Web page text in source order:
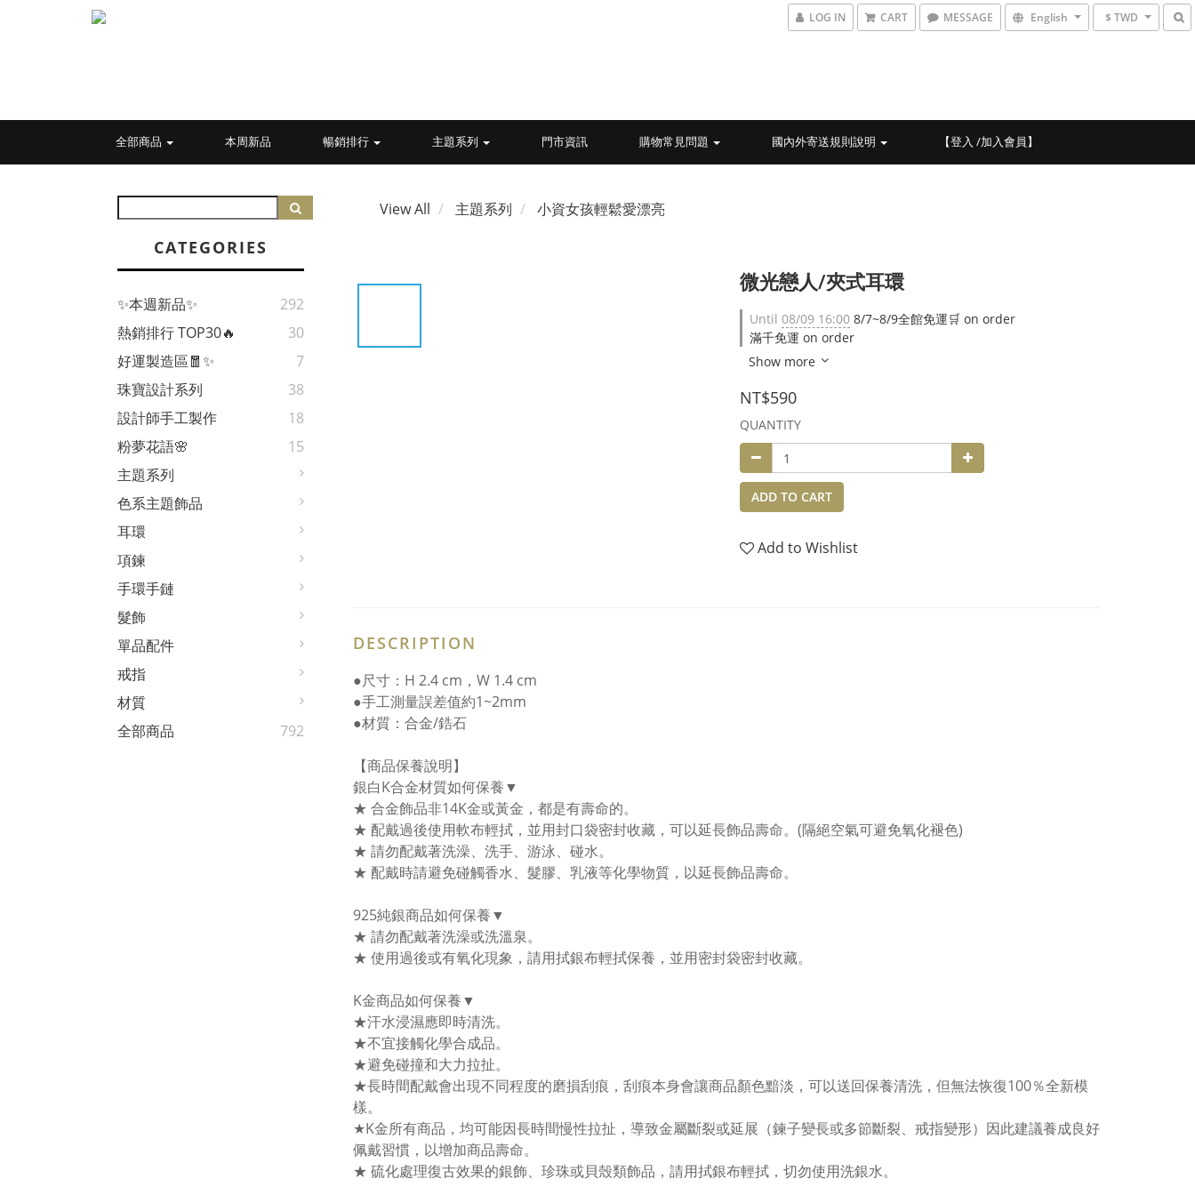
LOG IN CART MESSAGE English $ TWD
全部商品 本周新品 暢銷排行 主題系列 門市資訊 購物常見問題 國內外寄送規則說明 【登入 /加入會員】
CATEGORIES
✨本週新品✨
292
熱銷排行 TOP30🔥
30
好運製造區🧧✨
7
珠寶設計系列
38
設計師手工製作
18
粉夢花語🌸
15
主題系列
色系主題飾品
耳環
項鍊
手環手鏈
髮飾
單品配件
戒指
材質
全部商品
792
View All 主題系列 小資女孩輕鬆愛漂亮
微光戀人/夾式耳環
Until 08/09 16:00 8/7~8/9全館免運🛒 on order
滿千免運 on order
Show more
NT$590
QUANTITY
ADD TO CART
Add to Wishlist
DESCRIPTION
●尺寸：H 2.4 cm，W 1.4 cm
●手工測量誤差值約1~2mm
●材質：合金/鋯石
【商品保養說明】
銀白K合金材質如何保養▼
★ 合金飾品非14K金或黃金，都是有壽命的。
★ 配戴過後使用軟布輕拭，並用封口袋密封收藏，可以延長飾品壽命。(隔絕空氣可避免氧化褪色)
★ 請勿配戴著洗澡、洗手、游泳、碰水。
★ 配戴時請避免碰觸香水、髮膠、乳液等化學物質，以延長飾品壽命。
925純銀商品如何保養▼
★ 請勿配戴著洗澡或洗溫泉。
★ 使用過後或有氧化現象，請用拭銀布輕拭保養，並用密封袋密封收藏。
K金商品如何保養▼
★汗水浸濕應即時清洗。
★不宜接觸化學合成品。
★避免碰撞和大力拉扯。
★長時間配戴會出現不同程度的磨損刮痕，刮痕本身會讓商品顏色黯淡，可以送回保養清洗，但無法恢復100％全新模
樣。
★K金所有商品，均可能因長時間慢性拉扯，導致金屬斷裂或延展（鍊子變長或多節斷裂、戒指變形）因此建議養成良好
佩戴習慣，以增加商品壽命。
★ 硫化處理復古效果的銀飾、珍珠或貝殼類飾品，請用拭銀布輕拭，切勿使用洗銀水。